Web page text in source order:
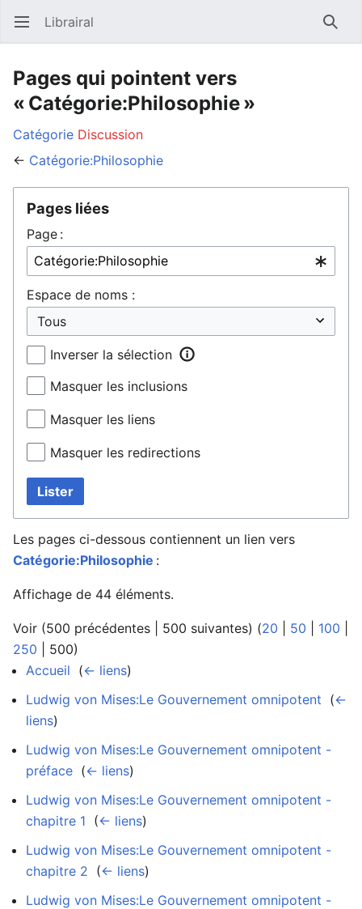
Ouvrir le menu principal Librairal
Pages qui pointent vers
« Catégorie:Philosophie »
Catégorie Discussion
← Catégorie:Philosophie
Pages liées
Page :
Espace de noms :
Inverser la sélection
Masquer les inclusions
Masquer les liens
Masquer les redirections
Lister
Les pages ci-dessous contiennent un lien vers
Catégorie:Philosophie :
Affichage de 44 éléments.
Voir (500 précédentes 500 suivantes) (20 50 100
250
500)
Accueil (← liens)
Ludwig von Mises:Le Gouvernement omnipotent (←
liens)
Ludwig von Mises:Le Gouvernement omnipotent -
préface (← liens)
Ludwig von Mises:Le Gouvernement omnipotent -
chapitre 1 (← liens)
Ludwig von Mises:Le Gouvernement omnipotent -
chapitre 2 (← liens)
Ludwig von Mises:Le Gouvernement omnipotent -